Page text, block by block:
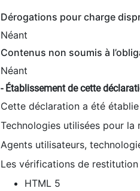
Dérogations pour charge
Néant
Contenus non soumis à
Néant
- Établissement de cette
Cette déclaration a été
Technologies utilisées pour
Agents utilisateurs,
Les vérifications de
HTML 5